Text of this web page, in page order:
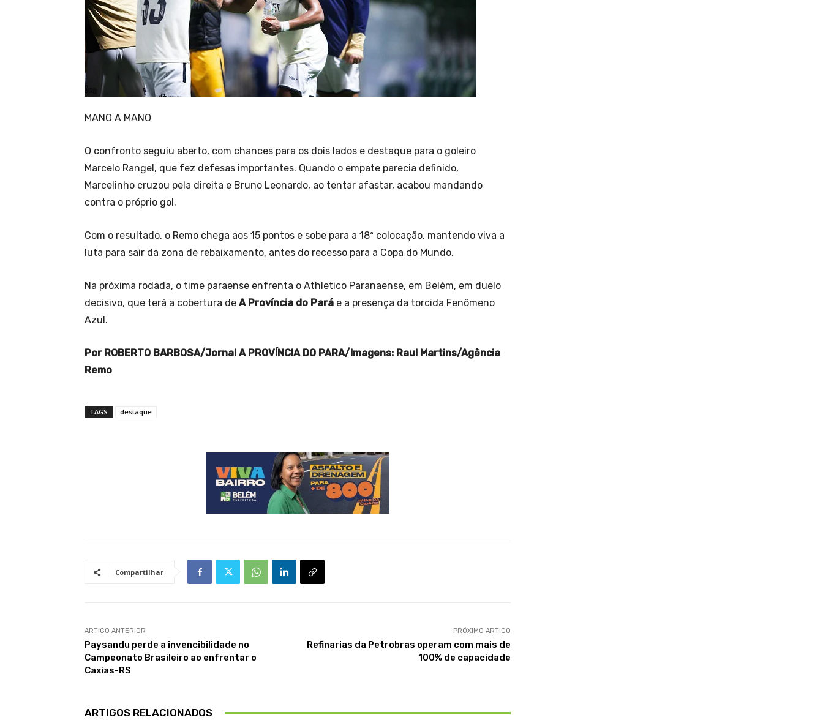
MANO A MANO
O confronto seguiu aberto, com chances para os dois lados e destaque para o goleiro
Marcelo Rangel, que fez defesas importantes. Quando o empate parecia definido,
Marcelinho cruzou pela direita e Bruno Leonardo, ao tentar afastar, acabou mandando
contra o próprio gol.
Com o resultado, o Remo chega aos 15 pontos e sobe para a 18ª colocação, mantendo viva a
luta para sair da zona de rebaixamento, antes do recesso para a Copa do Mundo.
Na próxima rodada, o time paraense enfrenta o Athletico Paranaense, em Belém, em duelo
decisivo, que terá a cobertura de A Província do Pará e a presença da torcida Fenômeno
Azul.
Por ROBERTO BARBOSA/Jornal A PROVÍNCIA DO PARA/Imagens: Raul Martins/Agência
Remo
TAGS destaque
Compartilhar
ARTIGO ANTERIOR
Paysandu perde a invencibilidade no
Campeonato Brasileiro ao enfrentar o
Caxias-RS
PRÓXIMO ARTIGO
Refinarias da Petrobras operam com mais de
100% de capacidade
ARTIGOS RELACIONADOS